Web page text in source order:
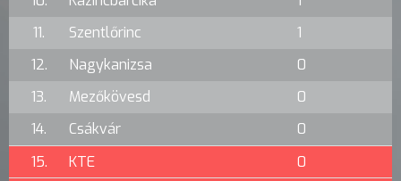
11.
Szentlőrinc
1
12.
Nagykanizsa
0
13.
Mezőkövesd
0
14.
Csákvár
0
15.
KTE
0